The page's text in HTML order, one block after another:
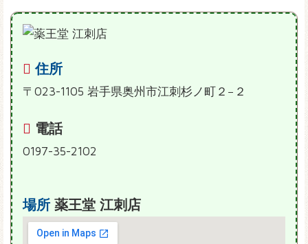
住所
〒023-1105 岩手県奥州市江刺杉ノ町２−２
電話
0197-35-2102
場所 薬王堂 江刺店